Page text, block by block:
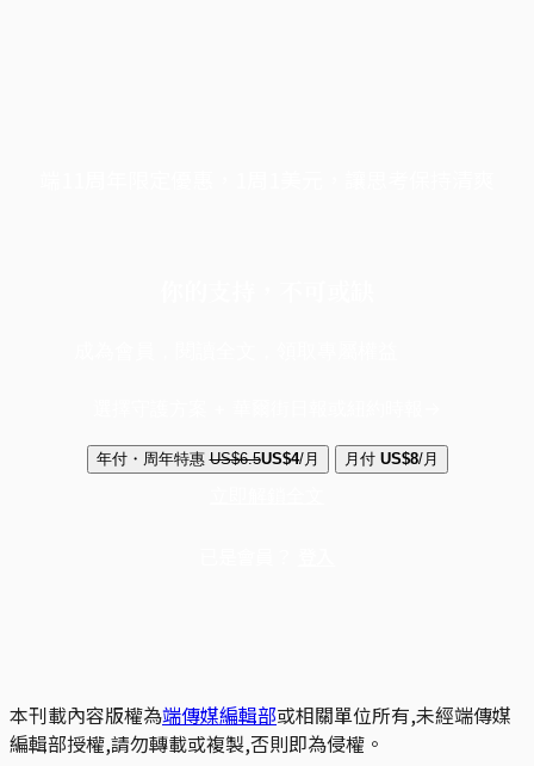
年付・周年特惠 US$6.5US$4/月 月付 US$8/月
本刊載內容版權為端傳媒編輯部或相關單位所有,未經端傳媒
編輯部授權,請勿轉載或複製,否則即為侵權。